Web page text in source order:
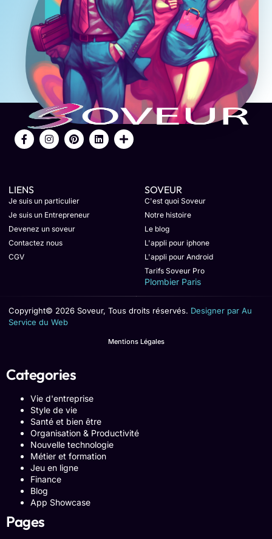
LIENS
Je suis un particulier
Je suis un Entrepreneur
Devenez un soveur
Contactez nous
CGV
SOVEUR
C'est quoi Soveur
Notre histoire
Le blog
L'appli pour iphone
L'appli pour Android
Tarifs Soveur Pro
Plombier Paris
Copyright© 2026 Soveur, Tous droits réservés. Designer par Au
Service du Web
Mentions Légales
Categories
Vie d'entreprise
Style de vie
Santé et bien être
Organisation & Productivité
Nouvelle technologie
Métier et formation
Jeu en ligne
Finance
Blog
App Showcase
Pages